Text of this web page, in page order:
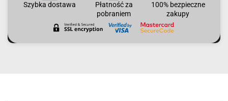
Szybka dostawa
Płatność za
pobraniem
100% bezpieczne
zakupy